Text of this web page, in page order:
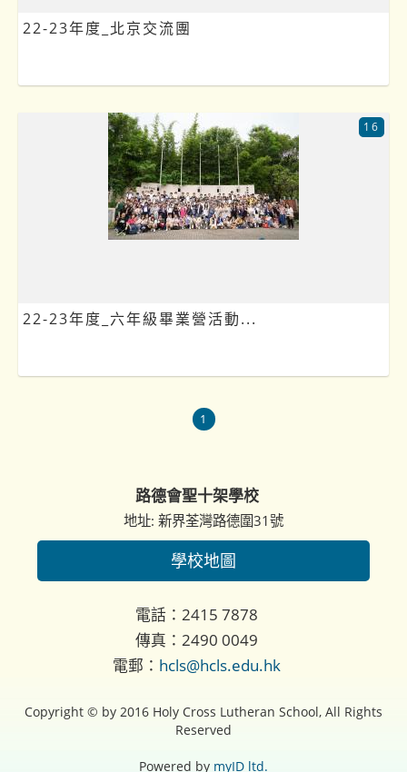
22-23年度_北京交流團
22-23年度_六年級畢業營活動...
16
1
路德會聖十架學校
地址: 新界荃灣路德圍31號
學校地圖
電話：2415 7878
傳真：2490 0049
電郵： hcls@hcls.edu.hk
Copyright © by 2016 Holy Cross Lutheran School, All Rights
Reserved
Powered by myID ltd.